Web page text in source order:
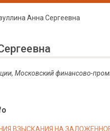
Анна Сергеевна
Московский финансово-
ВЗЫСКАНИЯ НА